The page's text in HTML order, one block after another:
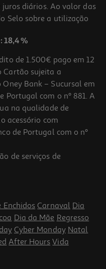
Branco
diários. Ao valor das
Selo sobre a utilização
18,4 %
de 1.500€ pago em 12
Cartão sujeita a
Bank – Sucursal em
Portugal com o nº 881. A
na qualidade de
acessório com
de Portugal com o nº
de serviços de
Enchidos Carnaval Dia
Dia da Mãe Regresso
Cyber Monday Natal
After Hours Vida